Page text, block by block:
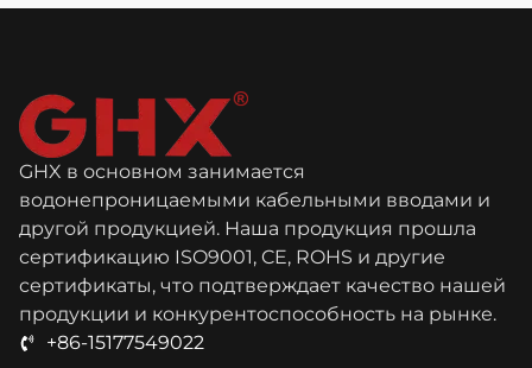
GHX в основном занимается
водонепроницаемыми кабельными вводами и
другой продукцией. Наша продукция прошла
сертификацию ISO9001, CE, ROHS и другие
сертификаты, что подтверждает качество нашей
продукции и конкурентоспособность на рынке.
+86-15177549022